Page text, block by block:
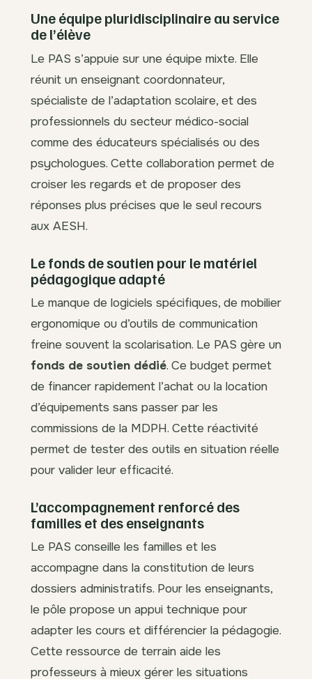
Une équipe pluridisciplinaire au service
de l’élève
Le PAS s’appuie sur une équipe mixte. Elle
réunit un enseignant coordonnateur,
spécialiste de l’adaptation scolaire, et des
professionnels du secteur médico-social
comme des éducateurs spécialisés ou des
psychologues. Cette collaboration permet de
croiser les regards et de proposer des
réponses plus précises que le seul recours
aux AESH.
Le fonds de soutien pour le matériel
pédagogique adapté
Le manque de logiciels spécifiques, de mobilier
ergonomique ou d’outils de communication
freine souvent la scolarisation. Le PAS gère un
fonds de soutien dédié. Ce budget permet
de financer rapidement l’achat ou la location
d’équipements sans passer par les
commissions de la MDPH. Cette réactivité
permet de tester des outils en situation réelle
pour valider leur efficacité.
L’accompagnement renforcé des
familles et des enseignants
Le PAS conseille les familles et les
accompagne dans la constitution de leurs
dossiers administratifs. Pour les enseignants,
le pôle propose un appui technique pour
adapter les cours et différencier la pédagogie.
Cette ressource de terrain aide les
professeurs à mieux gérer les situations